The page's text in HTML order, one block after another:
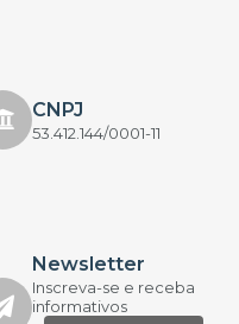
CNPJ
53.412.144/0001-11
Newsletter
Inscreva-se e receba
informativos